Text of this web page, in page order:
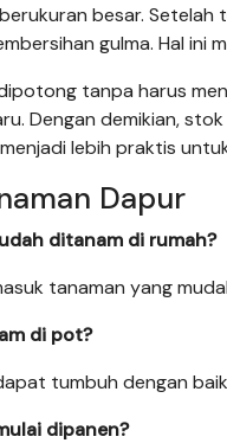
besar.
gulma. Hal ini
tanpa harus
Dengan demikian,
lebih praktis
Dapur
ditanam di rumah?
tanaman yang
di pot?
tumbuh dengan
dipanen?